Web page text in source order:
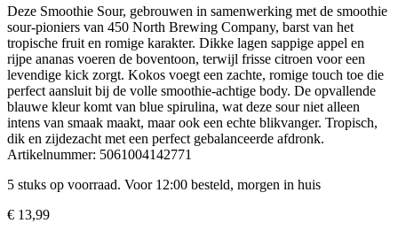
Deze Smoothie Sour, gebrouwen in samenwerking met de smoothie
sour-pioniers van 450 North Brewing Company, barst van het
tropische fruit en romige karakter. Dikke lagen sappige appel en
rijpe ananas voeren de boventoon, terwijl frisse citroen voor een
levendige kick zorgt. Kokos voegt een zachte, romige touch toe die
perfect aansluit bij de volle smoothie-achtige body. De opvallende
blauwe kleur komt van blue spirulina, wat deze sour niet alleen
intens van smaak maakt, maar ook een echte blikvanger. Tropisch,
dik en zijdezacht met een perfect gebalanceerde afdronk.
Artikelnummer: 5061004142771
5 stuks op voorraad. Voor 12:00 besteld, morgen in huis
€ 13,99